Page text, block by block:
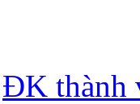
ĐK thành